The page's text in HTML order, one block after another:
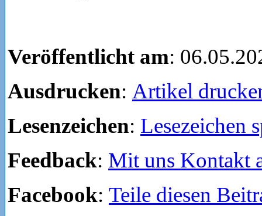
Veröffentlicht am:
Ausdrucken: Artikel
Lesenzeichen: Lesezeichen
Feedback: Mit uns Kontakt
Facebook: Teile diesen